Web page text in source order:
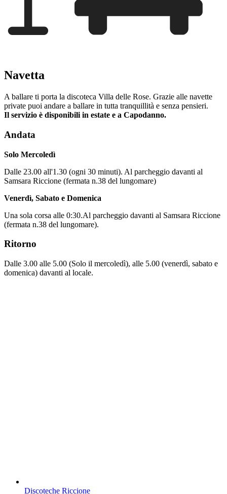
Navetta
A ballare ti porta la discoteca Villa delle Rose. Grazie alle navette
private puoi andare a ballare in tutta tranquillità e senza pensieri.
Il servizio è disponibili in estate e a Capodanno.
Andata
Solo Mercoledì
Dalle 23.00 all'1.30 (ogni 30 minuti). Al parcheggio davanti al
Samsara Riccione (fermata n.38 del lungomare)
Venerdì, Sabato e Domenica
Una sola corsa alle 0:30.Al parcheggio davanti al Samsara Riccione
(fermata n.38 del lungomare).
Ritorno
Dalle 3.00 alle 5.00 (Solo il mercoledì), alle 5.00 (venerdì, sabato e
domenica) davanti al locale.
Discoteche Riccione